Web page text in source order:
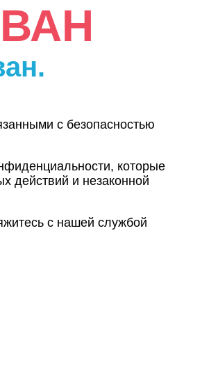
с безопасностью
которые
действий и незаконной
с нашей службой